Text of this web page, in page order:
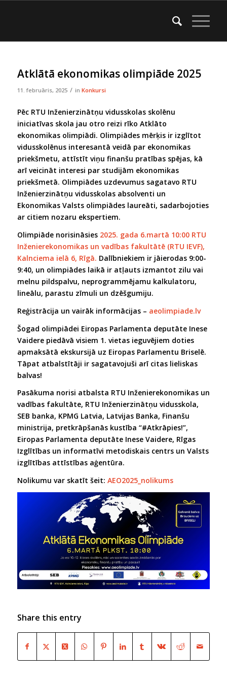
Atklātā ekonomikas olimpiāde 2025
11. februāris, 2025 / in Konkursi
Pēc RTU Inženierzinātņu vidusskolas skolēnu
iniciatīvas skola jau otro reizi rīko Atklāto
ekonomikas olimpiādi. Olimpiādes mērķis ir izglītot
vidusskolēnus interesantā veidā par ekonomikas
priekšmetu, attīstīt viņu finanšu pratības spējas, kā
arī veicināt interesi par studijām ekonomikas
priekšmetā. Olimpiādes uzdevumus sagatavo RTU
Inženierzinātņu vidusskolas absolventi un
Ekonomikas Valsts olimpiādes laureāti, sadarbojoties
ar citiem nozaru ekspertiem.
Olimpiāde norisināsies 2025. gada 6.martā 10:00 RTU
Inženierekonomikas un vadības fakultātē (RTU IEVF),
Kalnciema ielā 6, Rīgā. Dalībniekiem ir jāierodas 9:00-
9:40, un olimpiādes laikā ir atļauts izmantot zilu vai
melnu pildspalvu, neprogrammējamu kalkulatoru,
lineālu, parastu zīmuli un dzēšgumiju.
Reģistrācija un vairāk informācijas – aeolimpiade.lv
Šogad olimpiādei Eiropas Parlamenta deputāte Inese
Vaidere piedāvā visiem 1. vietas ieguvējiem doties
apmaksātā ekskursijā uz Eiropas Parlamentu Briselē.
Tāpat atbalstītāji ir sagatavojuši arī citas lieliskas
balvas!
Pasākuma norisi atbalsta RTU Inženierekonomikas un
vadības fakultāte, RTU Inženierzinātņu vidusskola,
SEB banka, KPMG Latvia, Latvijas Banka, Finanšu
ministrija, pretkrāpšanās kustība “#Atkrāpies!”,
Eiropas Parlamenta deputāte Inese Vaidere, Rīgas
Izglītības un informatīvi metodiskais centrs un Valsts
izglītības attīstības aģentūra.
Nolikumu var skatīt šeit: AEO2025_nolikums
Share this entry